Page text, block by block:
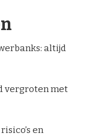
altijd
vergroten met
en